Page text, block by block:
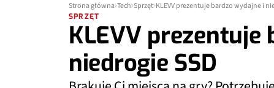
Strona główna Tech Sprzęt KLEVV prezentuje bardzo wydajne i
SPRZĘT
KLEVV prezentuje
niedrogie SSD